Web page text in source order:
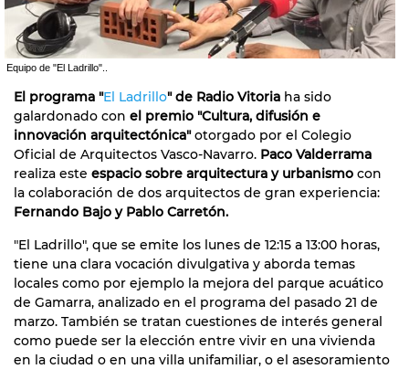
Equipo de "El Ladrillo"..
El programa "El Ladrillo" de Radio Vitoria ha sido
galardonado con el premio "Cultura, difusión e
innovación arquitectónica"otorgado por el Colegio
Oficial de Arquitectos Vasco-Navarro. Paco Valderrama
realiza este espacio sobre arquitectura y urbanismo con
la colaboración de dos arquitectos de gran experiencia:
Fernando Bajo y Pablo Carretón.
"El Ladrillo", que se emite los lunes de 12:15 a 13:00 horas,
tiene una clara vocación divulgativa y aborda temas
locales como por ejemplo la mejora del parque acuático
de Gamarra, analizado en el programa del pasado 21 de
marzo. También se tratan cuestiones de interés general
como puede ser la elección entre vivir en una vivienda
en la ciudad o en una villa unifamiliar, o el asesoramiento